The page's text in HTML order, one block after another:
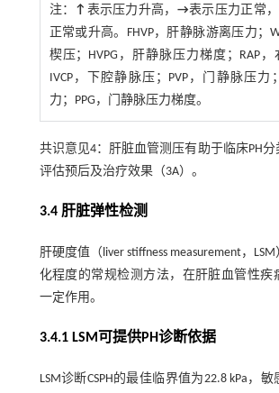
注： ↑ 表示压力升高， →表示压力正常，
正常或升高。FHVP，肝静脉游离压力；
楔压；HVPG，肝静脉压力梯度；RAP，
IVCP，下腔静脉压；PVP，门静脉压力
力；PPG，门静脉压力梯度。
共识意见4：肝脏血管测压有助于临床PH分
评估预后及治疗效果（3A）。
3.4 肝脏弹性检测
肝硬度值（liver stiffness measurement，
化程度的常规检测方法，在肝脏血管性疾
一定作用。
3.4.1 LSM可提供PH诊断依据
LSM诊断CSPH的最佳临界值为22.8 kPa，